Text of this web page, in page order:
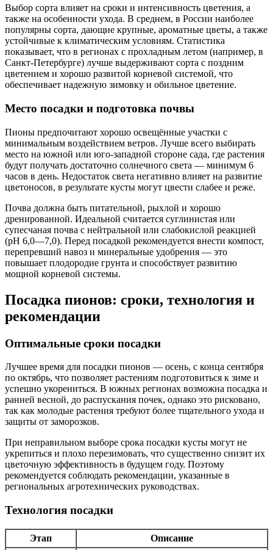
Выбор сорта влияет на сроки и интенсивность цветения, а
также на особенности ухода. В среднем, в России наиболее
популярны сорта, дающие крупные, ароматные цветы, а также
устойчивые к климатическим условиям. Статистика
показывает, что в регионах с прохладным летом (например, в
Санкт-Петербурге) лучше выдерживают сорта с поздним
цветением и хорошо развитой корневой системой, что
обеспечивает надежную зимовку и обильное цветение.
Место посадки и подготовка почвы
Пионы предпочитают хорошо освещённые участки с
минимальным воздействием ветров. Лучше всего выбирать
место на южной или юго-западной стороне сада, где растения
будут получать достаточно солнечного света — минимум 6
часов в день. Недостаток света негативно влияет на развитие
цветоносов, в результате кусты могут цвести слабее и реже.
Почва должна быть питательной, рыхлой и хорошо
дренированной. Идеальной считается суглинистая или
супесчаная почва с нейтральной или слабокислой реакцией
(pH 6,0—7,0). Перед посадкой рекомендуется внести компост,
перепревший навоз и минеральные удобрения — это
повышает плодородие грунта и способствует развитию
мощной корневой системы.
Посадка пионов: сроки, технология и
рекомендации
Оптимальные сроки посадки
Лучшее время для посадки пионов — осень, с конца сентября
по октябрь, что позволяет растениям подготовиться к зиме и
успешно укорениться. В южных регионах возможна посадка и
ранней весной, до распускания почек, однако это рисковано,
так как молодые растения требуют более тщательного ухода и
защиты от заморозков.
При неправильном выборе срока посадки кусты могут не
укрепиться и плохо перезимовать, что существенно снизит их
цветочную эффективность в будущем году. Поэтому
рекомендуется соблюдать рекомендации, указанные в
региональных агротехнических руководствах.
Технология посадки
Этап Описание